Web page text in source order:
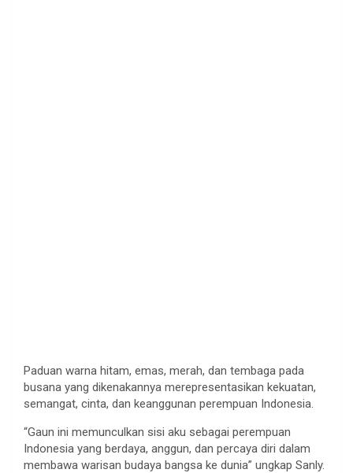
Paduan warna hitam, emas, merah, dan tembaga pada
busana yang dikenakannya merepresentasikan kekuatan,
semangat, cinta, dan keanggunan perempuan Indonesia.
“Gaun ini memunculkan sisi aku sebagai perempuan
Indonesia yang berdaya, anggun, dan percaya diri dalam
membawa warisan budaya bangsa ke dunia” ungkap Sanly.